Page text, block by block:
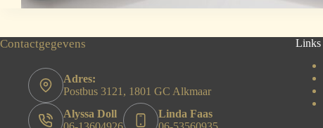
Contactgegevens
Adres:
Postbus 3121, 1801 GC Alkmaar
Alyssa Doll
Linda Faas
Links